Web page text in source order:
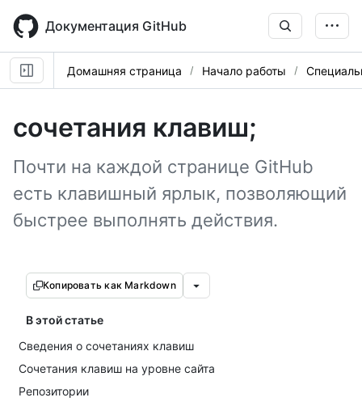
main
content
Документация GitHub
Домашняя страница Начало работы
сочетания клавиш;
Почти на каждой странице GitHub
есть клавишный ярлык, позволяющий
быстрее выполнять действия.
Копировать как Markdown
В этой статье
Сведения о сочетаниях клавиш
Сочетания клавиш на уровне сайта
Репозитории